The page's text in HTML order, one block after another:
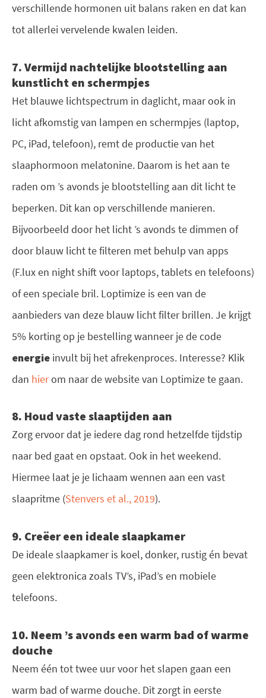
verschillende hormonen uit balans raken en dat kan
tot allerlei vervelende kwalen leiden.
7. Vermijd nachtelijke blootstelling aan
kunstlicht en schermpjes
Het blauwe lichtspectrum in daglicht, maar ook in
licht afkomstig van lampen en schermpjes (laptop,
PC, iPad, telefoon), remt de productie van het
slaaphormoon melatonine. Daarom is het aan te
raden om ’s avonds je blootstelling aan dit licht te
beperken. Dit kan op verschillende manieren.
Bijvoorbeeld door het licht ’s avonds te dimmen of
door blauw licht te filteren met behulp van apps
(F.lux en night shift voor laptops, tablets en telefoons)
of een speciale bril. Loptimize is een van de
aanbieders van deze blauw licht filter brillen. Je krijgt
5% korting op je bestelling wanneer je de code
energie invult bij het afrekenproces. Interesse? Klik
dan hierom naar de website van Loptimize te gaan.
8. Houd vaste slaaptijden aan
Zorg ervoor dat je iedere dag rond hetzelfde tijdstip
naar bed gaat en opstaat. Ook in het weekend.
Hiermee laat je je lichaam wennen aan een vast
slaapritme (Stenvers et al., 2019).
9. Creëer een ideale slaapkamer
De ideale slaapkamer is koel, donker, rustig én bevat
geen elektronica zoals TV’s, iPad’s en mobiele
telefoons.
10. Neem ’s avonds een warm bad of warme
douche
Neem één tot twee uur voor het slapen gaan een
warm bad of warme douche. Dit zorgt in eerste